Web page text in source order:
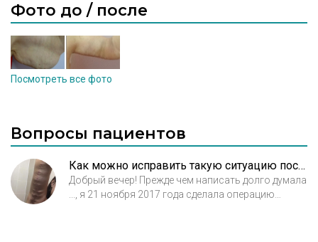
Фото до / после
Посмотреть все фото
Вопросы пациентов
Как можно исправить такую ситуацию после брахиопластики?
Добрый вечер! Прежде чем написать долго думала
..., я 21 ноября 2017 года сделала операцию